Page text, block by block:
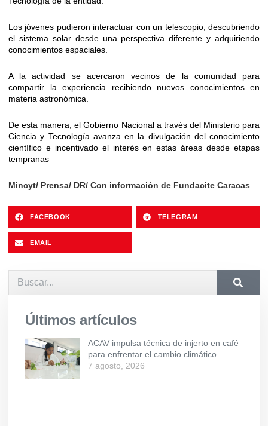
Los jóvenes pudieron interactuar con un telescopio, descubriendo
el sistema solar desde una perspectiva diferente y adquiriendo
conocimientos espaciales.
A la actividad se acercaron vecinos de la comunidad para
compartir la experiencia recibiendo nuevos conocimientos en
materia astronómica.
De esta manera, el Gobierno Nacional a través del Ministerio para
Ciencia y Tecnología avanza en la divulgación del conocimiento
científico e incentivado el interés en estas áreas desde etapas
tempranas
Mincyt/ Prensa/ DR/ Con información de Fundacite Caracas
FACEBOOK TELEGRAM
EMAIL
Últimos artículos
ACAV impulsa técnica de injerto en café
para enfrentar el cambio climático
7 agosto, 2026